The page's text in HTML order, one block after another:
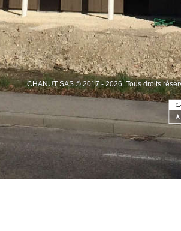
CHANUT SAS © 2017 - 2026. Tous droits